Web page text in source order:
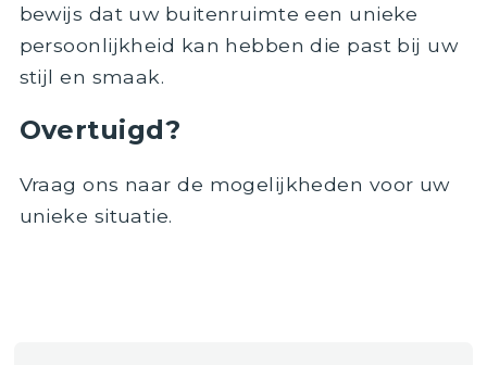
bewijs dat uw buitenruimte een unieke
persoonlijkheid kan hebben die past bij uw
stijl en smaak.
Overtuigd?
Vraag ons naar de mogelijkheden voor uw
unieke situatie.